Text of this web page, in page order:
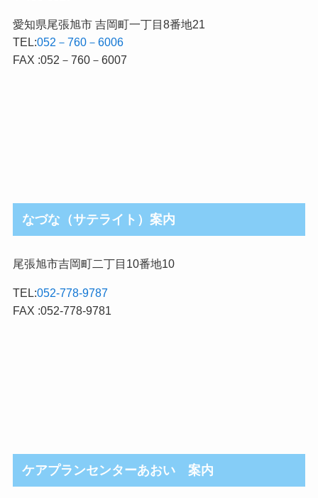
愛知県尾張旭市 吉岡町一丁目8番地21
TEL:052－760－6006
FAX :052－760－6007
なづな（サテライト）案内
尾張旭市吉岡町二丁目10番地10
TEL:052-778-9787
FAX :052-778-9781
ケアプランセンターあおい 案内